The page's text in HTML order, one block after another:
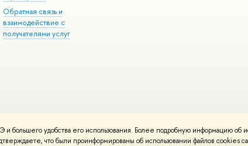
удобства его использования. Более подробную информацию об
что были проинформированы об использовании файлов
Обратная связь и
взаимодействие с
получателями услуг
Условия использования материалов Политика
вШколе дизайна НИУ ВШЭ